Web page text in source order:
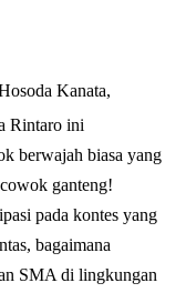
Kanata,
Rintaro ini
berwajah biasa yang
ganteng!
pada kontes yang
bagaimana
SMA di lingkungan